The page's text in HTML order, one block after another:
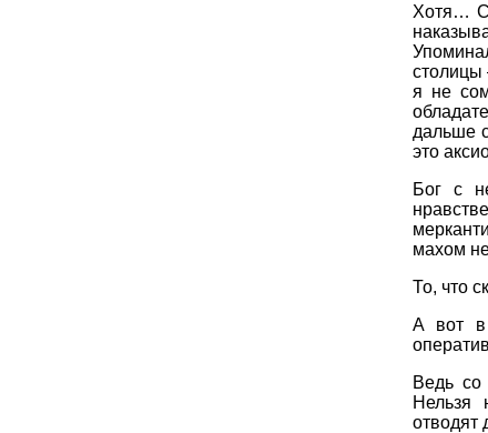
Хотя…
столицы
я не
дальше
это
Бог с
махом
То, что
А вот в
Ведь со
Нельзя
отводят